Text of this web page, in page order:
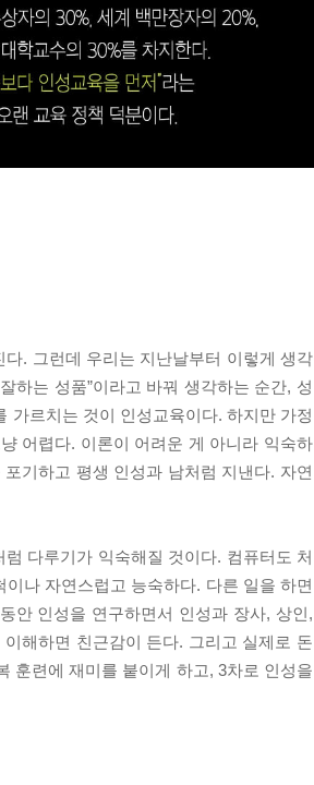
다. 그런데 우리는 지난날부터 이렇게 생각
하는 성품”이라고 바꿔 생각하는 순간, 성
가르치는 것이 인성교육이다. 하지만 가정
어렵다. 이론이 어려운 게 아니라 익숙하
기하고 평생 인성과 남처럼 지낸다. 자연
다루기가 익숙해질 것이다. 컴퓨터도 처
나 자연스럽고 능숙하다. 다른 일을 하면
안 인성을 연구하면서 인성과 장사, 상인,
해하면 친근감이 든다. 그리고 실제로 돈
훈련에 재미를 붙이게 하고, 3차로 인성을